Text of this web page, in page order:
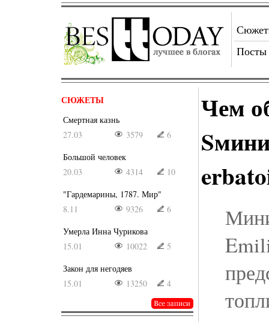
Посты
СЮЖЕТЫ
Смертная казнь
27.03
3579
6
Большой человек
20.03
4314
10
"Гардемарины, 1787. Мир"
8.11
9326
6
Умерла Инна Чурикова
15.01
10022
5
Закон для негодяев
15.01
13250 4
Чем